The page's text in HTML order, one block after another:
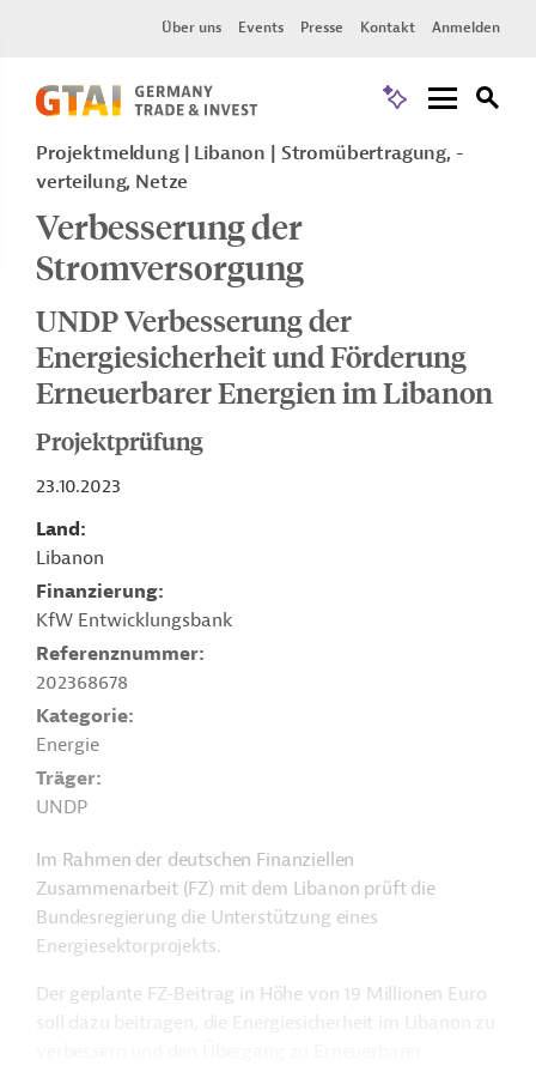
Über uns Events Presse Kontakt Anmelden
Projektmeldung Libanon
Stromübertragung, -
verteilung, Netze
Verbesserung der
Stromversorgung
UNDP Verbesserung der
Energiesicherheit und Förderung
Erneuerbarer Energien im Libanon
Projektprüfung
23.10.2023
Land
Libanon
Finanzierung
KfW Entwicklungsbank
Referenznummer
202368678
Kategorie
Energie
Träger
UNDP
Im Rahmen der deutschen Finanziellen
Zusammenarbeit (FZ) mit dem Libanon prüft die
Bundesregierung die Unterstützung eines
Energiesektorprojekts.
Der geplante FZ-Beitrag in Höhe von 19 Millionen Euro
soll dazu beitragen, die Energiesicherheit im Libanon zu